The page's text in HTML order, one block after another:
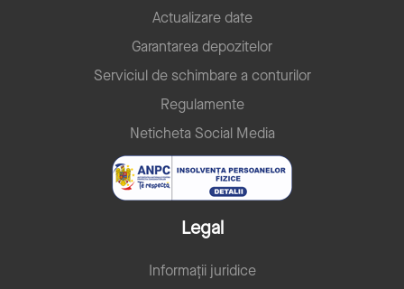
Actualizare date
Garantarea depozitelor
Serviciul de schimbare a conturilor
Regulamente
Neticheta Social Media
Legal
Informații juridice